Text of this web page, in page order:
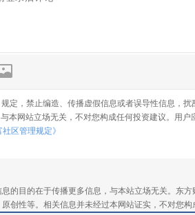
定，禁止编造、传播虚假信息或者误导性信息，
本网站立场无关，不对您构成任何投资建议。用
社区管理规定》
的目的在于传播更多信息，与本站立场无关。东
创性等。相关信息并未经过本网站证实，不对您